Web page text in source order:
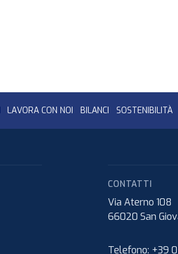
LAVORA CON NOI BILANCI SOSTENIBILITÀ
CONTATTI
Via Aterno 108
66020 San
Telefono: +39